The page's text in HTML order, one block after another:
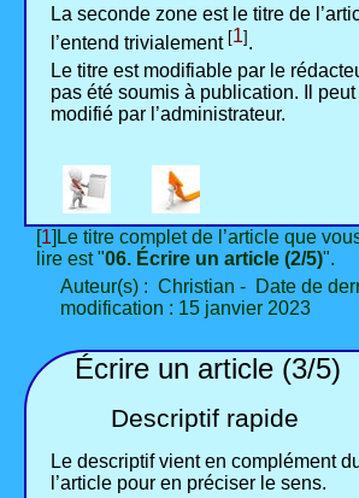
La seconde zone est le titre de
l’entend trivialement [1].
Le titre est modifiable par le
pas été soumis à publication. Il
modifié par l’administrateur.
[1]Le titre complet de l’article que
lire est "06. Écrire un article (2/5)".
Auteur(s) : Christian - Date de
modification : 15 janvier 2023
Écrire un article (3/5)
Descriptif rapide
Le descriptif vient en complément
l’article pour en préciser le sens.